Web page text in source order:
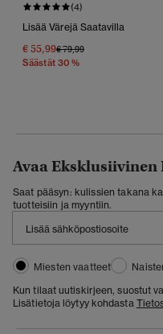
(4)
Lisää Värejä Saatavilla
€ 55,99Hinta Alennettu Hinnasta
€ 79,99Hintaan
Säästät 30 %
Avaa Eksklusiivinen
Saat pääsyn: kulissien takana
tuotteisiin ja myyntiin.
Miesten vaatteet
Kun tilaat uutiskirjeen, suostut
Lisätietoja löytyy kohdasta